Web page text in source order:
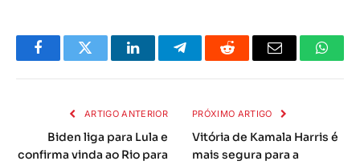
FacebookTwitter LinkedInTelegramaReddit
E-
ARTIGO ANTERIOR
Biden liga para Lula e
confirma vinda ao Rio para
PRÓXIMO ARTIGO
Vitória de Kamala Harris é
mais segura para a